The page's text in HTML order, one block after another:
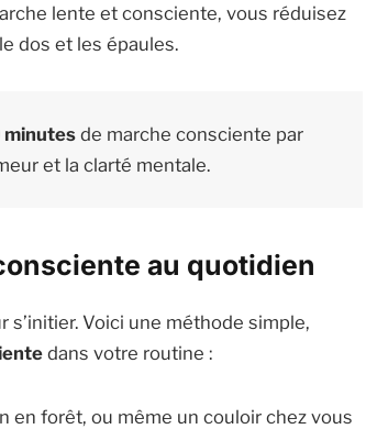
lente et consciente, vous réduisez
dos et les épaules.
minutes de marche consciente par
et la clarté mentale.
au quotidien
Voici une méthode simple,
dans votre routine :
en forêt, ou même un couloir chez vous